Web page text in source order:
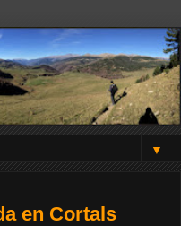
▼
en Cortals